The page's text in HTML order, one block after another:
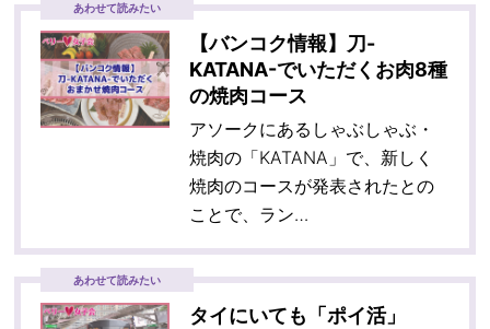
あわせて読みたい
【バンコク情報】刀-
KATANA-でいただくお肉8種
の焼肉コース
アソークにあるしゃぶしゃぶ・
焼肉の「KATANA」で、新しく
焼肉のコースが発表されたとの
ことで、ラン…
あわせて読みたい
タイにいても「ポイ活」